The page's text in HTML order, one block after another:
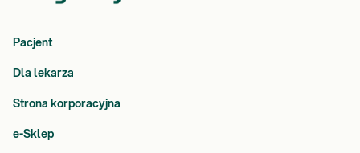
Pacjent
Dla lekarza
Strona korporacyjna
e-Sklep